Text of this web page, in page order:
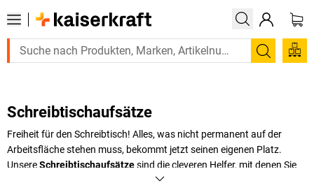
Suchen
Schreibtischaufsätze
Freiheit für den Schreibtisch! Alles, was nicht permanent auf der
Arbeitsfläche stehen muss, bekommt jetzt seinen eigenen Platz.
UnsereSchreibtischaufsätzesind die cleveren Helfer, mit denen Sie
Telefon, Monitor, Notebook oder Dokumente optimal organisieren. Ob